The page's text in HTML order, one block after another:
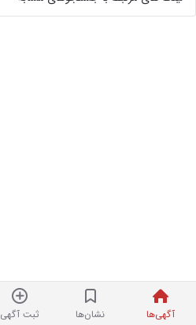
آگهی‌ها نشان‌ها ثبت آگهی